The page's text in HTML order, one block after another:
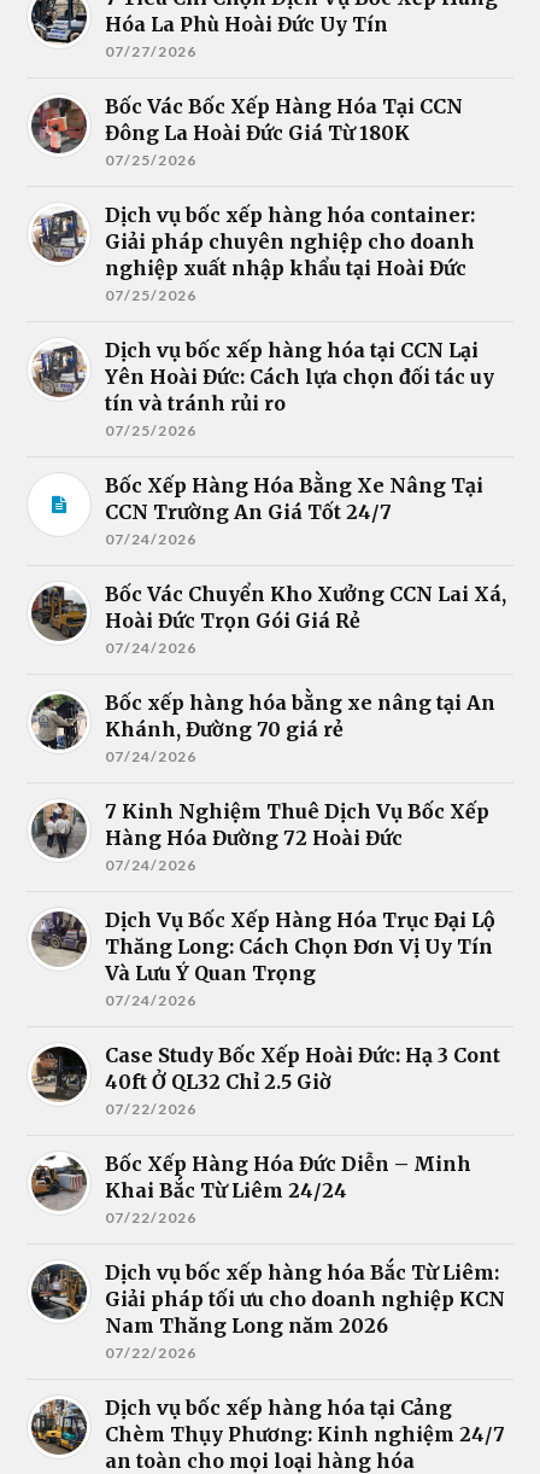
Hóa La Phù Hoài Đức Uy Tín
07/27/2026
Bốc Vác Bốc Xếp Hàng Hóa Tại CCN
Đông La Hoài Đức Giá Từ 180K
07/25/2026
Dịch vụ bốc xếp hàng hóa container:
Giải pháp chuyên nghiệp cho doanh
nghiệp xuất nhập khẩu tại Hoài Đức
07/25/2026
Dịch vụ bốc xếp hàng hóa tại CCN Lại
Yên Hoài Đức: Cách lựa chọn đối tác uy
tín và tránh rủi ro
07/25/2026
Bốc Xếp Hàng Hóa Bằng Xe Nâng Tại
CCN Trường An Giá Tốt 24/7
07/24/2026
Bốc Vác Chuyển Kho Xưởng CCN Lai Xá,
Hoài Đức Trọn Gói Giá Rẻ
07/24/2026
Bốc xếp hàng hóa bằng xe nâng tại An
Khánh, Đường 70 giá rẻ
07/24/2026
7 Kinh Nghiệm Thuê Dịch Vụ Bốc Xếp
Hàng Hóa Đường 72 Hoài Đức
07/24/2026
Dịch Vụ Bốc Xếp Hàng Hóa Trục Đại Lộ
Thăng Long: Cách Chọn Đơn Vị Uy Tín
Và Lưu Ý Quan Trọng
07/24/2026
Case Study Bốc Xếp Hoài Đức: Hạ 3 Cont
40ft Ở QL32 Chỉ 2.5 Giờ
07/22/2026
Bốc Xếp Hàng Hóa Đức Diễn – Minh
Khai Bắc Từ Liêm 24/24
07/22/2026
Dịch vụ bốc xếp hàng hóa Bắc Từ Liêm:
Giải pháp tối ưu cho doanh nghiệp KCN
Nam Thăng Long năm 2026
07/22/2026
Dịch vụ bốc xếp hàng hóa tại Cảng
Chèm Thụy Phương: Kinh nghiệm 24/7
an toàn cho mọi loại hàng hóa